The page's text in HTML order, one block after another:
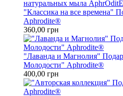
"Классика на все времена"
Aphrodite®
360,00 грн
"Лаванда и Магнолия"
Молодости" Aphrodite®
400,00 грн